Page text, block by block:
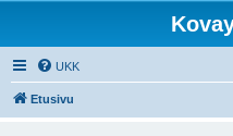
UKK
Etusivu